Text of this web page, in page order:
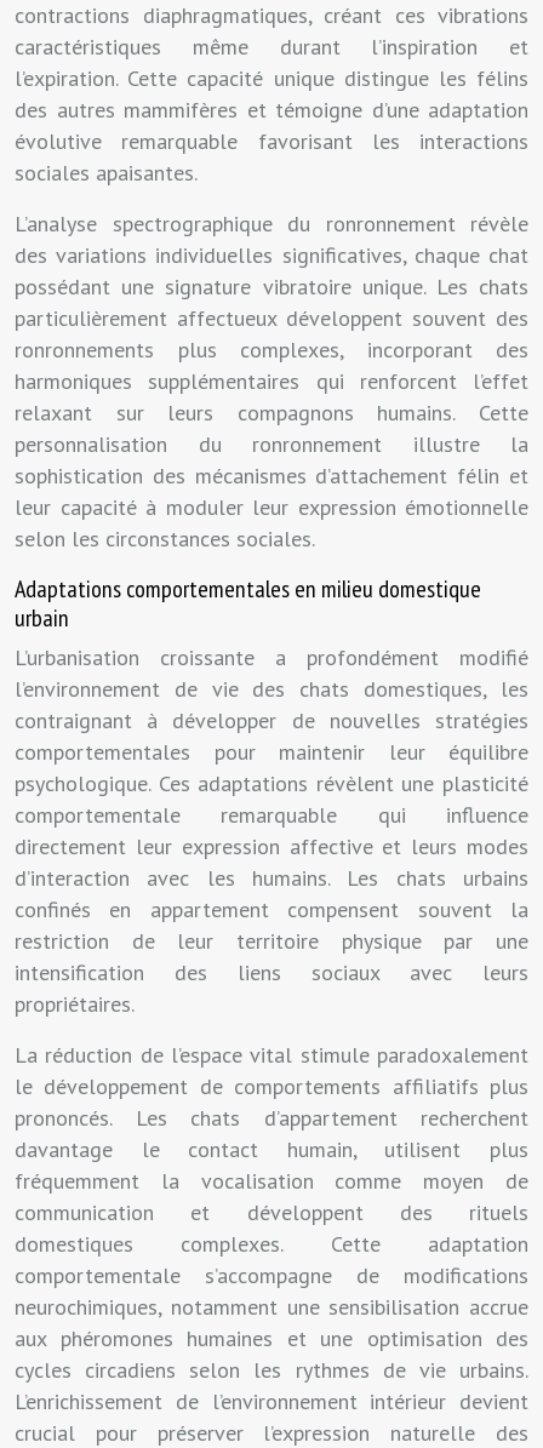
contractions diaphragmatiques, créant ces vibrations
caractéristiques même durant l’inspiration et
l’expiration. Cette capacité unique distingue les félins
des autres mammifères et témoigne d’une adaptation
évolutive remarquable favorisant les interactions
sociales apaisantes.
L’analyse spectrographique du ronronnement révèle
des variations individuelles significatives, chaque chat
possédant une signature vibratoire unique. Les chats
particulièrement affectueux développent souvent des
ronronnements plus complexes, incorporant des
harmoniques supplémentaires qui renforcent l’effet
relaxant sur leurs compagnons humains. Cette
personnalisation du ronronnement illustre la
sophistication des mécanismes d’attachement félin et
leur capacité à moduler leur expression émotionnelle
selon les circonstances sociales.
Adaptations comportementales en milieu domestique
urbain
L’urbanisation croissante a profondément modifié
l’environnement de vie des chats domestiques, les
contraignant à développer de nouvelles stratégies
comportementales pour maintenir leur équilibre
psychologique. Ces adaptations révèlent une plasticité
comportementale remarquable qui influence
directement leur expression affective et leurs modes
d’interaction avec les humains. Les chats urbains
confinés en appartement compensent souvent la
restriction de leur territoire physique par une
intensification des liens sociaux avec leurs
propriétaires.
La réduction de l’espace vital stimule paradoxalement
le développement de comportements affiliatifs plus
prononcés. Les chats d’appartement recherchent
davantage le contact humain, utilisent plus
fréquemment la vocalisation comme moyen de
communication et développent des rituels
domestiques complexes. Cette adaptation
comportementale s’accompagne de modifications
neurochimiques, notamment une sensibilisation accrue
aux phéromones humaines et une optimisation des
cycles circadiens selon les rythmes de vie urbains.
L’enrichissement de l’environnement intérieur devient
crucial pour préserver l’expression naturelle des